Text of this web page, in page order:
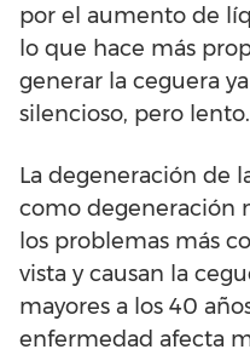
por el aumento de
lo que hace más
generar la ceguera
silencioso, pero lento.
La degeneración de
como degeneración
los problemas más
vista y causan la
mayores a los 40
enfermedad afecta